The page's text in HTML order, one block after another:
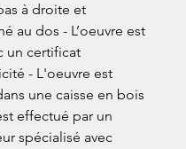
à droite et
au dos - L’oeuvre est
un certificat
- L'oeuvre est
une caisse en bois
effectué par un
spécialisé avec